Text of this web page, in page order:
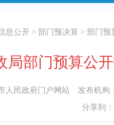
息公开 > 部门预决算 > 部门预
局部门预算公
人民政府门户网站发布机构：
分享到：